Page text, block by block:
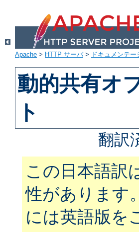
Apache > HTTP サーバ> ドキュメンテー
動的共有オ
ト
翻訳
この日本語訳
性があります
には英語版を